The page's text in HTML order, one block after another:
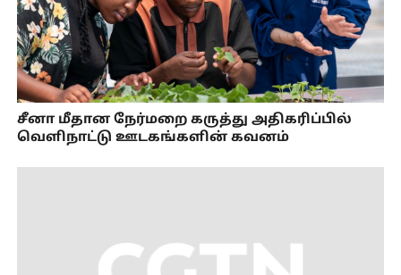
சீனா மீதான நேர்மறை கருத்து அதிகரிப்பில்
வெளிநாட்டு ஊடகங்களின் கவனம்